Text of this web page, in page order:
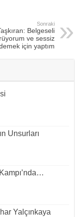
Sonraki
Belgeseli
ve sessiz
için yaptım
Unsurları
Yalçınkaya